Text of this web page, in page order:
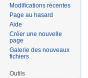
Modifications récentes
Page au hasard
Aide
Créer une nouvelle
page
Galerie des nouveaux
fichiers
Outils